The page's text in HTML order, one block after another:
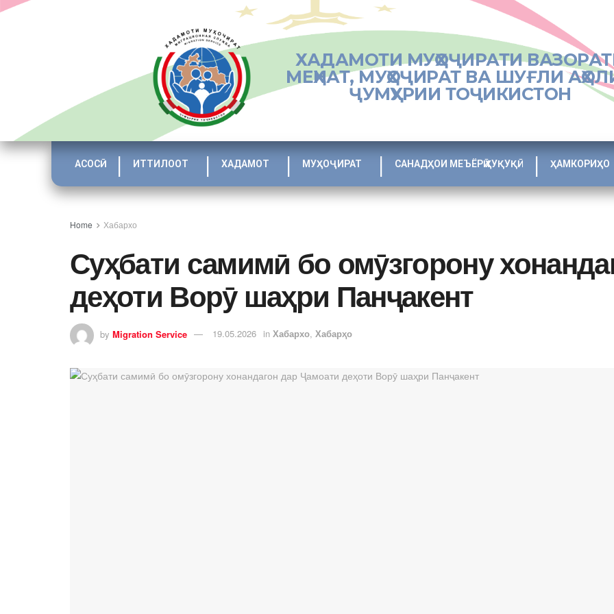
ХАДАМОТИ МУҲОҶИРАТИ
МЕҲНАТ, МУҲОҶИРАТ ВА ШУҒЛИ
ҶУМҲУРИИ ТОҶИКИСТОН
АСОСӢ ИТТИЛООТ ХАДАМОТ МУҲОҶИРАТ САНАДҲОИ МЕЪЁРӢ ҲУҚУҚӢ ҲАМКОРИҲО
Home Хабархо
Суҳбати самимӣ бо омӯзгорону
деҳоти Ворӯ шаҳри Панҷакент
by Migration Service 19.05.2026 in Хабархо, Хабарҳо